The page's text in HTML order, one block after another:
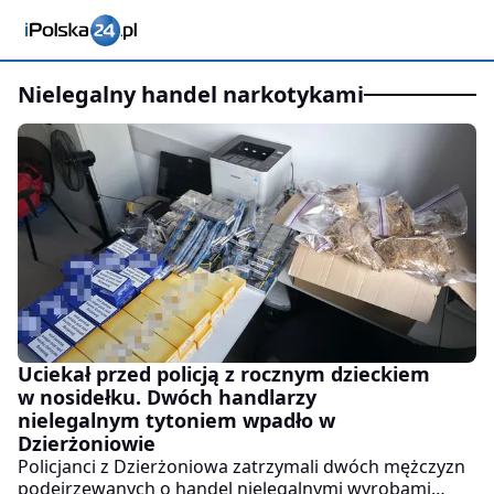
nielegalny handel narkotykami
Uciekał przed policją z rocznym dzieckiem
w nosidełku. Dwóch handlarzy
nielegalnym tytoniem wpadło w
Dzierżoniowie
Policjanci z Dzierżoniowa zatrzymali dwóch mężczyzn
podejrzewanych o handel nielegalnymi wyrobami